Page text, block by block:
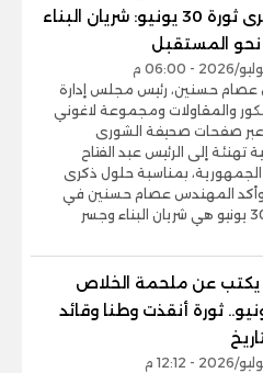
السيسي بذكرى ثورة 30 يونيو: شريان البناء
نحو المستقبل
حسنين، رئيس مجلس إدارة
والمقاولات ومجموعة لاغوني
عبر صفحات صحيفة الشورى
تهنئة إلى الرئيس عبد الفتاح
بمناسبة حلول ذكرى
يونيو. وأكد المهندس عصام حسنين في
عن ملحمة الخلاص
30 يونيو.. ثورة أنقذت وطنا وقائد